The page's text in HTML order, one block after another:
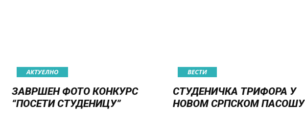
АКТУЕЛНО
ЗАВРШЕН ФОТО КОНКУРС
“ПОСЕТИ СТУДЕНИЦУ”
ВЕСТИ
СТУДЕНИЧКА ТРИФОРА У
НОВОМ СРПСКОМ ПАСОШУ